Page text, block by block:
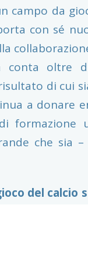
campo da
con sé
conta oltre
di cui
a donare
formazione
che sia
del